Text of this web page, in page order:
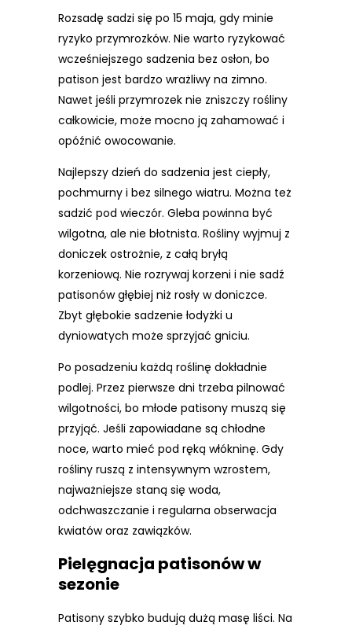
Rozsadę sadzi się po 15 maja, gdy minie
ryzyko przymrozków. Nie warto ryzykować
wcześniejszego sadzenia bez osłon, bo
patison jest bardzo wrażliwy na zimno.
Nawet jeśli przymrozek nie zniszczy rośliny
całkowicie, może mocno ją zahamować i
opóźnić owocowanie.
Najlepszy dzień do sadzenia jest ciepły,
pochmurny i bez silnego wiatru. Można też
sadzić pod wieczór. Gleba powinna być
wilgotna, ale nie błotnista. Rośliny wyjmuj z
doniczek ostrożnie, z całą bryłą
korzeniową. Nie rozrywaj korzeni i nie sadź
patisonów głębiej niż rosły w doniczce.
Zbyt głębokie sadzenie łodyżki u
dyniowatych może sprzyjać gniciu.
Po posadzeniu każdą roślinę dokładnie
podlej. Przez pierwsze dni trzeba pilnować
wilgotności, bo młode patisony muszą się
przyjąć. Jeśli zapowiadane są chłodne
noce, warto mieć pod ręką włókninę. Gdy
rośliny ruszą z intensywnym wzrostem,
najważniejsze staną się woda,
odchwaszczanie i regularna obserwacja
kwiatów oraz zawiązków.
Pielęgnacja patisonów w
sezonie
Patisony szybko budują dużą masę liści. Na